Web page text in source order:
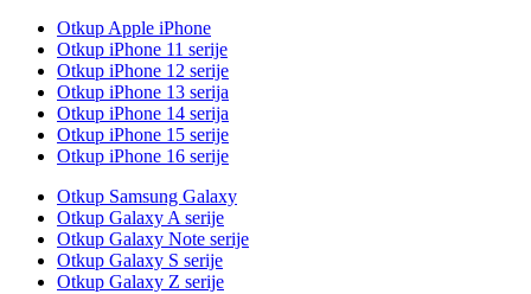
Otkup Apple iPhone
Otkup iPhone 11 serije
Otkup iPhone 12 serije
Otkup iPhone 13 serija
Otkup iPhone 14 serija
Otkup iPhone 15 serije
Otkup iPhone 16 serije
Otkup Samsung Galaxy
Otkup Galaxy A serije
Otkup Galaxy Note serije
Otkup Galaxy S serije
Otkup Galaxy Z serije